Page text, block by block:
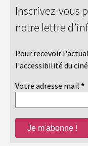
Inscrivez-vous
notre lettre
Pour recevoir
l'accessibilité du
Votre adresse mail *